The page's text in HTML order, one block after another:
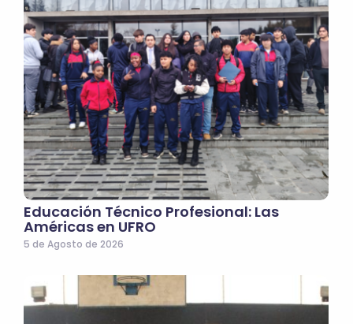
Educación Técnico Profesional: Las
Américas en UFRO
5 de Agosto de 2026